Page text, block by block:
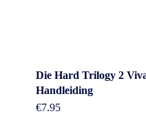
Die Hard Trilogy 2
Handleiding
€7.95